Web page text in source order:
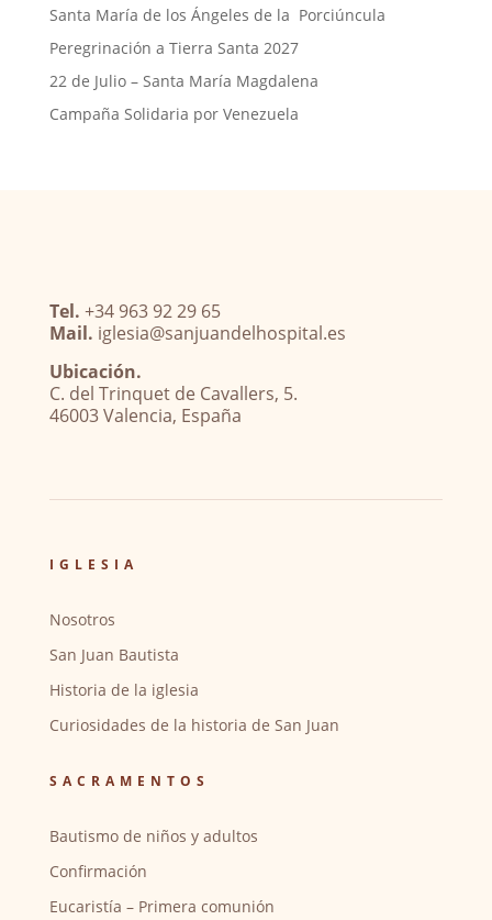
Santa María de los Ángeles de la Porciúncula
Peregrinación a Tierra Santa 2027
22 de Julio – Santa María Magdalena
Campaña Solidaria por Venezuela
Tel. +34 963 92 29 65
Mail. iglesia@sanjuandelhospital.es
Ubicación.
C. del Trinquet de Cavallers, 5.
46003 Valencia, España
IGLESIA
Nosotros
San Juan Bautista
Historia de la iglesia
Curiosidades de la historia de San Juan
SACRAMENTOS
Bautismo de niños y adultos
Confirmación
Eucaristía – Primera comunión